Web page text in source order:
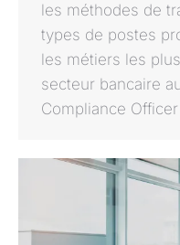
les méthodes de
types de postes
les métiers les
secteur bancaire
Compliance